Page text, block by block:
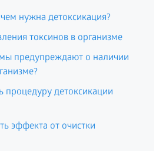
нужна детоксикация?
токсинов в организме
предупреждают о наличии
процедуру детоксикации
эффекта от очистки